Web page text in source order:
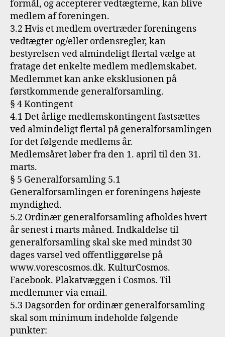
formål, og accepterer vedtægterne, kan blive
medlem af foreningen.
3.2 Hvis et medlem overtræder foreningens
vedtægter og/eller ordensregler, kan
bestyrelsen ved almindeligt flertal vælge at
fratage det enkelte medlem medlemskabet.
Medlemmet kan anke eksklusionen på
førstkommende generalforsamling.
§ 4 Kontingent
4.1 Det årlige medlemskontingent fastsættes
ved almindeligt flertal på generalforsamlingen
for det følgende medlems år.
Medlemsåret løber fra den 1. april til den 31.
marts.
§ 5 Generalforsamling 5.1
Generalforsamlingen er foreningens højeste
myndighed.
5.2 Ordinær generalforsamling afholdes hvert
år senest i marts måned. Indkaldelse til
generalforsamling skal ske med mindst 30
dages varsel ved offentliggørelse på
www.vorescosmos.dk. KulturCosmos.
Facebook. Plakatvæggen i Cosmos. Til
medlemmer via email.
5.3 Dagsorden for ordinær generalforsamling
skal som minimum indeholde følgende
punkter: